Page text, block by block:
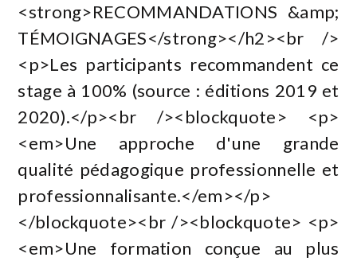
<strong>RECOMMANDATIONS &amp;
TÉMOIGNAGES</strong></h2><br />
<p>Les participants recommandent ce
stage à 100% (source : éditions 2019 et
2020).</p><br /><blockquote> <p>
<em>Une approche d'une grande
qualité pédagogique professionnelle et
professionnalisante.</em></p>
</blockquote><br /><blockquote> <p>
<em>Une formation conçue au plus